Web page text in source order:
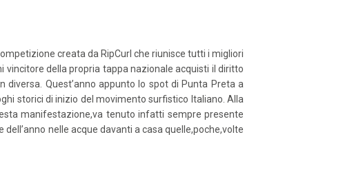
creata da RipCurl che riunisce tutti i migliori
vincitore della propria tappa nazionale acquisti il diritto
Quest’anno appunto lo spot di Punta Preta a
storici di inizio del movimento surfistico Italiano. Alla
manifestazione,va tenuto infatti sempre presente
nelle acque davanti a casa quelle,poche,volte